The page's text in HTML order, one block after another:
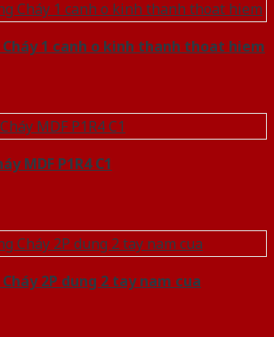
Cháy 1 canh o kinh thanh thoat hiem
MDF P1R4 C1
2P dung 2 tay nam cua